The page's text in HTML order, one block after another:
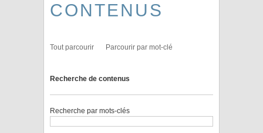
CONTENUS
Tout parcourir Parcourir par mot-clé
Recherche de contenus
Recherche par mots-clés